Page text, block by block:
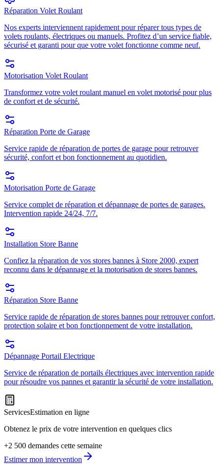
Réparation Volet Roulant
Nos experts interviennent rapidement pour réparer tous types de
volets roulants, électriques ou manuels. Profitez d’un service fiable,
sécurisé et garanti pour que votre volet fonctionne comme neuf.
Motorisation Volet Roulant
Transformez votre volet roulant manuel en volet motorisé pour plus
de confort et de sécurité.
Réparation Porte de Garage
Service rapide de réparation de portes de garage pour retrouver
sécurité, confort et bon fonctionnement au quotidien.
Motorisation Porte de Garage
Service complet de réparation et dépannage de portes de garages.
Intervention rapide 24/24, 7/7.
Installation Store Banne
Confiez la réparation de vos stores bannes à Store 2000, expert
reconnu dans le dépannage et la motorisation de stores bannes.
Réparation Store Banne
Service rapide de réparation de stores bannes pour retrouver confort,
protection solaire et bon fonctionnement de votre installation.
Dépannage Portail Electrique
Service de réparation de portails électriques avec intervention rapide
pour résoudre vos pannes et garantir la sécurité de votre installation.
ServicesEstimation en ligne
Obtenez le prix de votre intervention en quelques clics
+2 500 demandes cette semaine
Estimer mon intervention